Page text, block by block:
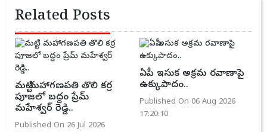
Related Posts
మట్టి మహాగణపతి తొలి కర్ర
పూజలో బద్దం ప్రేమ్
మహేశ్వర్ రెడ్డి..
Published On 26 Jul 2026
ఏపీ ఇసుక అక్రమ రవాణాపై
ఉక్కుపాదం..
Published On 06 Aug 2026
17:20:10